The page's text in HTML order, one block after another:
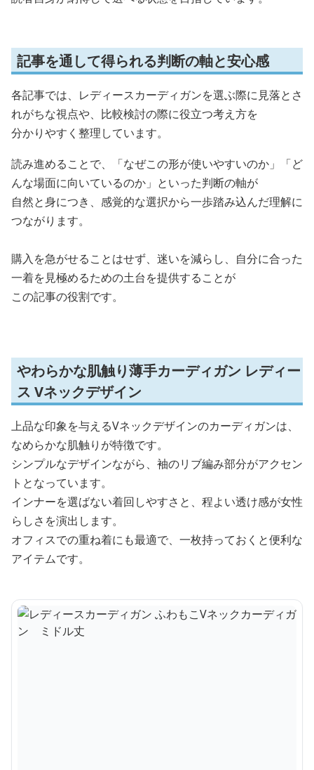
記事を通して得られる判断の軸と安心感
各記事では、レディースカーディガンを選ぶ際に見落とさ
れがちな視点や、比較検討の際に役立つ考え方を
分かりやすく整理しています。
読み進めることで、「なぜこの形が使いやすいのか」「ど
んな場面に向いているのか」といった判断の軸が
自然と身につき、感覚的な選択から一歩踏み込んだ理解に
つながります。
購入を急がせることはせず、迷いを減らし、自分に合った
一着を見極めるための土台を提供することが
この記事の役割です。
やわらかな肌触り薄手カーディガン レディー
ス Vネックデザイン
上品な印象を与えるVネックデザインのカーディガンは、
なめらかな肌触りが特徴です。
シンプルなデザインながら、袖のリブ編み部分がアクセン
トとなっています。
インナーを選ばない着回しやすさと、程よい透け感が女性
らしさを演出します。
オフィスでの重ね着にも最適で、一枚持っておくと便利な
アイテムです。